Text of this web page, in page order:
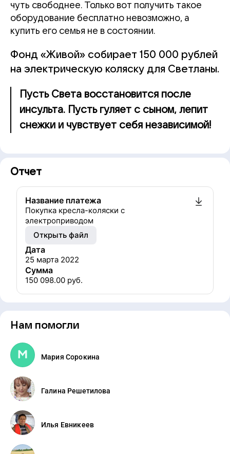
чуть свободнее. Только вот получить такое
оборудование бесплатно невозможно, а
купить его семья не в состоянии.
Фонд «Живой» собирает 150 000 рублей
на электрическую коляску для Светланы.
Пусть Света восстановится после
инсульта. Пусть гуляет с сыном, лепит
снежки и чувствует себя независимой!
Отчет
Название платежа
Покупка кресла-коляски с
электроприводом
Открыть файл
Дата
25 марта 2022
Сумма
150 098.00 руб.
Нам помогли
Мария Сорокина
Галина Решетилова
Илья Евникеев